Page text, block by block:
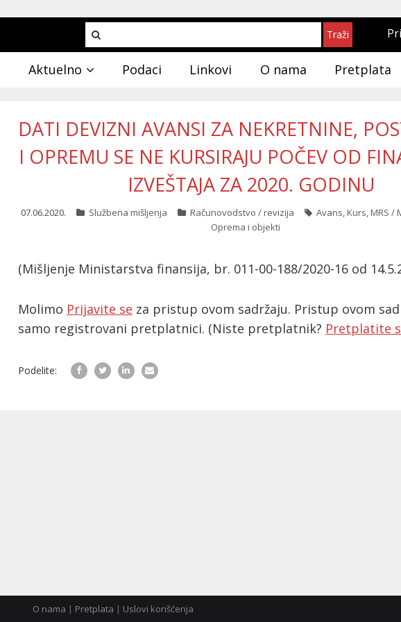
Aktuelno Podaci Linkovi O nama Pretplata
DATI DEVIZNI AVANSI ZA NEKRETNINE,
I OPREMU SE NE KURSIRAJU POČEV OD
IZVEŠTAJA ZA 2020. GODINU
07.06.2020. Službena mišljenja Računovodstvo / revizija Avans, Kurs, MRS /
Oprema i objekti
(Mišljenje Ministarstva finansija, br. 011-00-188/2020-16 od
Molimo Prijavite se za pristup ovom sadržaju. Pristup ovom
samo registrovani pretplatnici. (Niste pretplatnik? Pretplatite
Podelite:
O nama | Pretplata | Uslovi korišćenja